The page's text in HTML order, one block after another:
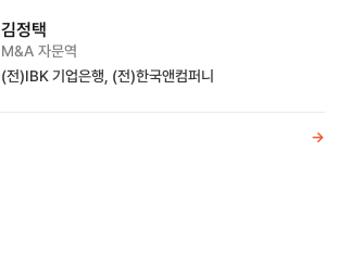
김정택
M&A 자문역
(전)IBK 기업은행, (전)한국앤컴퍼니
->